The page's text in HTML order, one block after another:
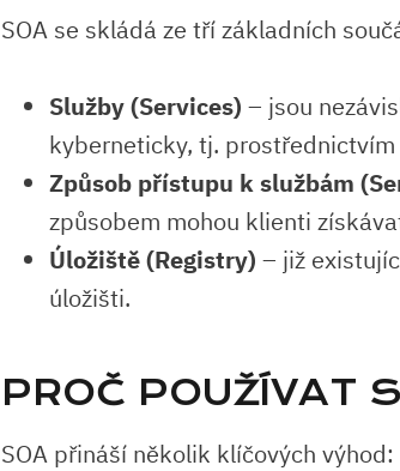
SOA se skládá ze tří základních
Služby (Services) – jsou
kyberneticky, tj.
Způsob přístupu k službám
způsobem mohou klienti
Úložiště (Registry) – již
úložišti.
PROČ POUŽÍVAT
SOA přináší několik klíčových výhod: